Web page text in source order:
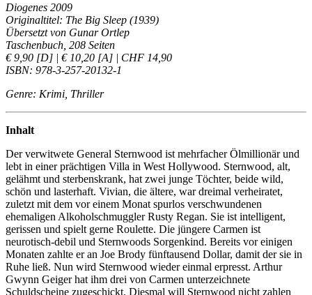
Diogenes 2009
Originaltitel: The Big Sleep (1939)
Übersetzt von Gunar Ortlep
Taschenbuch, 208 Seiten
€ 9,90 [D] | € 10,20 [A] | CHF 14,90
ISBN: 978-3-257-20132-1
Genre: Krimi, Thriller
Inhalt
Der verwitwete General Sternwood ist mehrfacher Ölmillionär und
lebt in einer prächtigen Villa in West Hollywood. Sternwood, alt,
gelähmt und sterbenskrank, hat zwei junge Töchter, beide wild,
schön und lasterhaft. Vivian, die ältere, war dreimal verheiratet,
zuletzt mit dem vor einem Monat spurlos verschwundenen
ehemaligen Alkoholschmuggler Rusty Regan. Sie ist intelligent,
gerissen und spielt gerne Roulette. Die jüngere Carmen ist
neurotisch-debil und Sternwoods Sorgenkind. Bereits vor einigen
Monaten zahlte er an Joe Brody fünftausend Dollar, damit der sie in
Ruhe ließ. Nun wird Sternwood wieder einmal erpresst. Arthur
Gwynn Geiger hat ihm drei von Carmen unterzeichnete
Schuldscheine zugeschickt. Diesmal will Sternwood nicht zahlen